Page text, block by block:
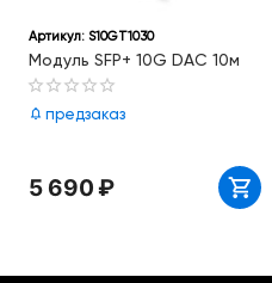
Артикул: S10GT1030
Модуль SFP+ 10G DAC 10м
предзаказ
5 690₽